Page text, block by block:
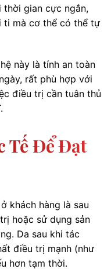
gian cực ngắn,
ti mà cơ thể có thể tự
này là tính an toàn
rất phù hợp với
điều trị cần tuân thủ
Tế Để Đạt
khách hàng là sau
hoặc sử dụng sản
Da sau khi tác
điều trị mạnh (như
hơn tạm thời.